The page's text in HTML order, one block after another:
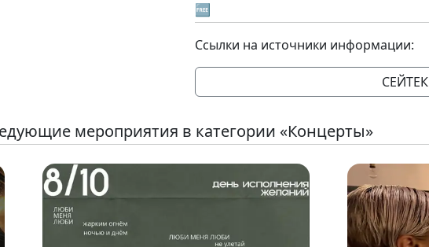
🆓
Ссылки на источники информации:
СЕЙТЕК
мероприятия в категории «Концерты»